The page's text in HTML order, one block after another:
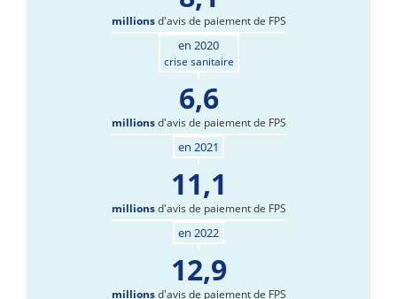
millionsd'avis de paiement de FPS
en 2020
crise sanitaire
6,6
millionsd'avis de paiement de FPS
en 2021
11,1
millionsd'avis de paiement de FPS
en 2022
12,9
millionsd'avis de paiement de FPS